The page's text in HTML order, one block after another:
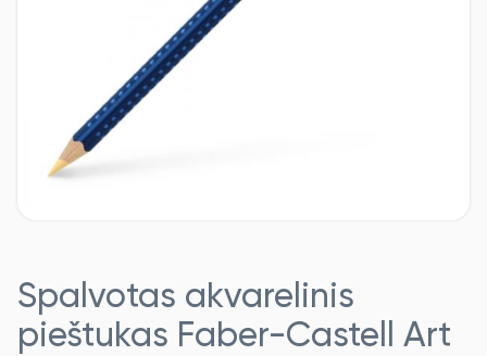
Spalvotas akvarelinis
pieštukas Faber-Castell Art